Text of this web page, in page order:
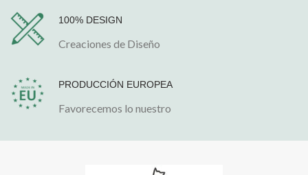
100% DESIGN
Creaciones de Diseño
PRODUCCIÓN EUROPEA
Favorecemos lo nuestro